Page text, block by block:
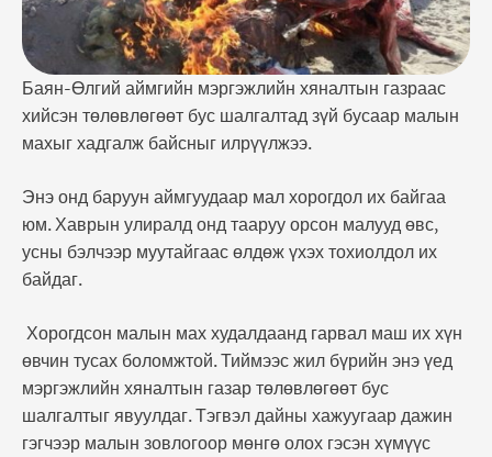
Баян-Өлгий аймгийн мэргэжлийн хяналтын газраас
хийсэн төлөвлөгөөт бус шалгалтад зүй бусаар малын
махыг хадгалж байсныг илрүүлжээ.
Энэ онд баруун аймгуудаар мал хорогдол их байгаа
юм. Хаврын улиралд онд тааруу орсон малууд өвс,
усны бэлчээр муутайгаас өлдөж үхэх тохиолдол их
байдаг.
Хорогдсон малын мах худалдаанд гарвал маш их хүн
өвчин тусах боломжтой. Тиймээс жил бүрийн энэ үед
мэргэжлийн хяналтын газар төлөвлөгөөт бус
шалгалтыг явуулдаг. Тэгвэл дайны хажуугаар дажин
гэгчээр малын зовлогоор мөнгө олох гэсэн хүмүүс